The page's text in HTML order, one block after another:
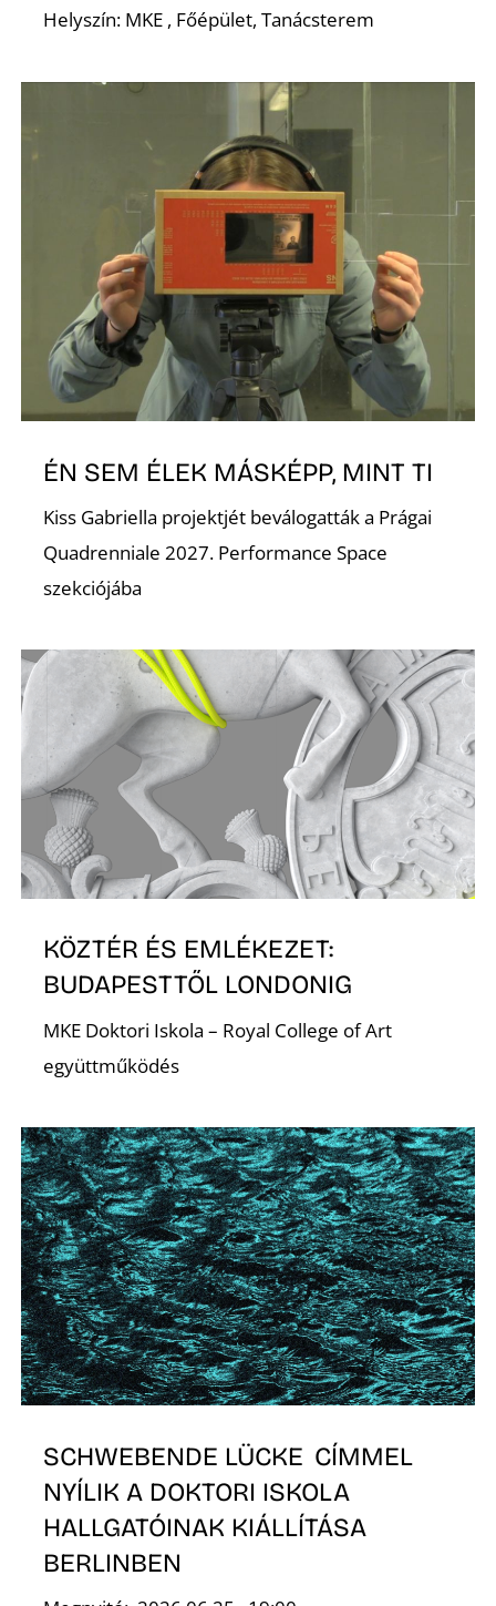
Helyszín: MKE , Főépület, Tanácsterem
ÉN SEM ÉLEK MÁSKÉPP, MINT TI
Kiss Gabriella projektjét beválogatták a Prágai
Quadrenniale 2027. Performance Space
szekciójába
KÖZTÉR ÉS EMLÉKEZET:
BUDAPESTTŐL LONDONIG
MKE Doktori Iskola – Royal College of Art
együttműködés
SCHWEBENDE LÜCKE CÍMMEL
NYÍLIK A DOKTORI ISKOLA
HALLGATÓINAK KIÁLLÍTÁSA
BERLINBEN